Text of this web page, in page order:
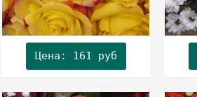
Цена: 161 руб